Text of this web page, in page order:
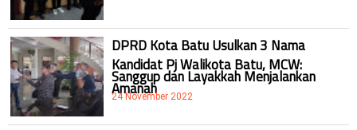
DPRD Kota Batu Usulkan 3 Nama
Kandidat Pj Walikota Batu, MCW:
Sanggup dan Layakkah Menjalankan
Amanah
24 November 2022